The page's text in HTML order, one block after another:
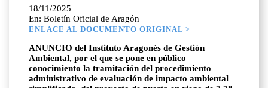
18/11/2025
En: Boletín Oficial de Aragón
ENLACE AL DOCUMENTO ORIGINAL >
ANUNCIO del Instituto Aragonés de Gestión
Ambiental, por el que se pone en público
conocimiento la tramitación del procedimiento
administrativo de evaluación de impacto ambiental